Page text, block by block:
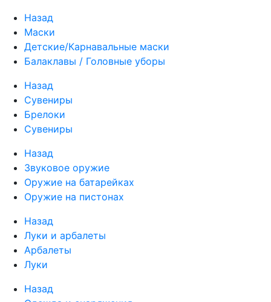
Назад
Маски
Детские/Карнавальные маски
Балаклавы / Головные уборы
Назад
Сувениры
Брелоки
Сувениры
Назад
Звуковое оружие
Оружие на батарейках
Оружие на пистонах
Назад
Луки и арбалеты
Арбалеты
Луки
Назад